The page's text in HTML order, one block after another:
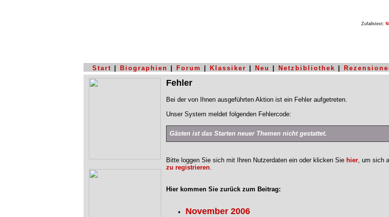
Zufallstext:
Start Biographien Forum Klassiker Neu Netzbibliothek
Fehler
Bei der von Ihnen ausgeführten Aktion ist ein Fehler aufgetreten.
Unser System meldet folgenden Fehlercode:
Gästen ist das Starten neuer Themen nicht gestattet.
Bitte loggen Sie sich mit Ihren Nutzerdaten ein oder klicken Sie hier, um sich
zu registrieren.
Hier kommen Sie zurück zum Beitrag:
November 2006